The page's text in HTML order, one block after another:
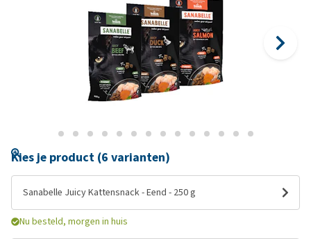
Kies je product (6 varianten)
Sanabelle Juicy Kattensnack - Eend - 250 g
Nu besteld, morgen in huis